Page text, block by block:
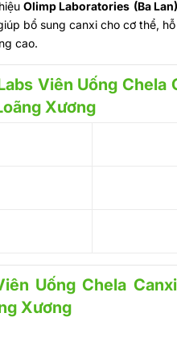
Olimp Laboratories (Ba Lan)
bổ sung canxi cho cơ thể,
cao.
Viên Uống
Xương
Uống Chela
Xương